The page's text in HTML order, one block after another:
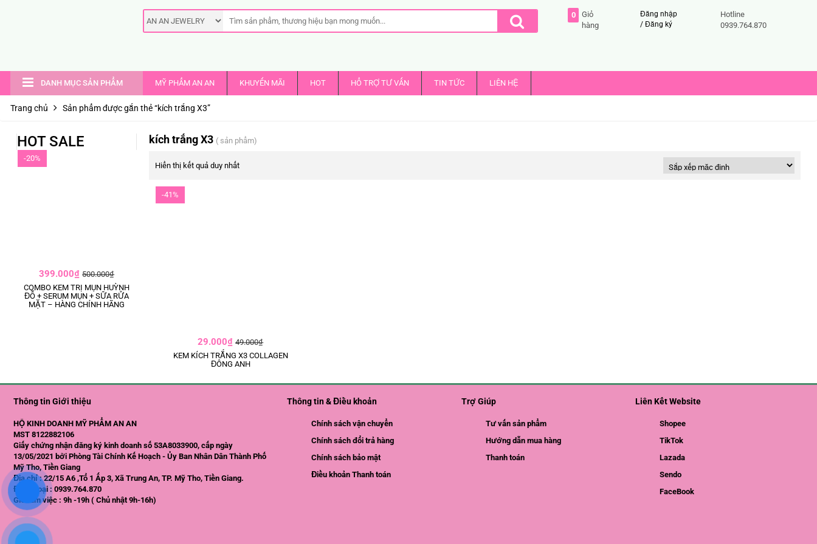
0
Giỏ
hàng
Đăng nhập
/Đăng ký
Hotline
0939.764.870
DANH MỤC SẢN PHẨM MỸ PHẨM AN AN KHUYẾN MÃI HOT HỔ TRỢ TƯ VẤN TIN TỨC LIÊN HỆ
Trang chủ Sản phẩm được gắn thẻ “kích trắng X3”
HOT SALE
-20%
399.000₫500.000₫
COMBO KEM TRỊ MỤN HUỲNH
ĐỖ + SERUM MỤN + SỮA RỬA
MẶT – HÀNG CHÍNH HÃNG
kích trắng X3 ( sản phẩm)
Hiển thị kết quả duy nhất
-41%
29.000₫49.000₫
KEM KÍCH TRẮNG X3 COLLAGEN
ĐÔNG ANH
Thông tin Giới thiệu
HỘ KINH DOANH MỸ PHẨM AN AN
MST 8122882106
Giấy chứng nhận đăng ký kinh doanh số 53A8033900, cấp ngày
13/05/2021 bởi Phòng Tài Chính Kế Hoạch - Ủy Ban Nhân Dân Thành Phố
Mỹ Tho, Tiền Giang
Địa chỉ : 22/15 A6 ,Tổ 1 Ấp 3, Xã Trung An, TP. Mỹ Tho, Tiền Giang.
Điện thoại : 0939.764.870
Giờ làm việc : 9h -19h ( Chủ nhật 9h-16h)
Thông tin & Điều khoản
Chính sách vận chuyển
Chính sách đổi trả hàng
Chính sách bảo mật
Điều khoản Thanh toán
Trợ Giúp
Tư vấn sản phẩm
Hướng dẫn mua hàng
Thanh toán
Liên Kết Website
Shopee
TikTok
Lazada
Sendo
FaceBook